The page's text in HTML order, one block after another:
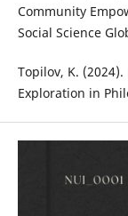
Community
Social Science
Topilov, K.
Exploration in